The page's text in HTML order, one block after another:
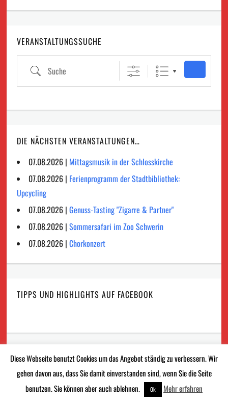
VERANSTALTUNGSSUCHE
Suche
DIE NÄCHSTEN VERANSTALTUNGEN…
07.08.2026 | Mittagsmusik in der Schlosskirche
07.08.2026 | Ferienprogramm der Stadtbibliothek:
Upcycling
07.08.2026 |Genuss-Tasting "Zigarre & Partner"
07.08.2026 |Sommersafari im Zoo Schwerin
07.08.2026 |Chorkonzert
TIPPS UND HIGHLIGHTS AUF FACEBOOK
KONTAKT